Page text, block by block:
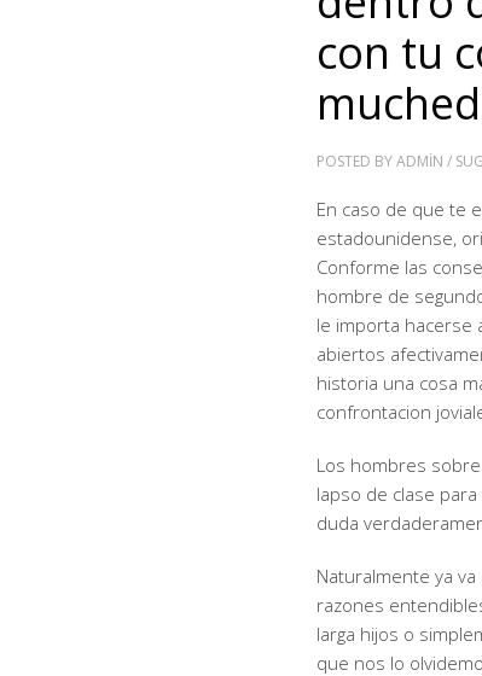
con tu
POSTED BYADMIN /
En caso de que te
estadounidense,
Conforme las
hombre de
le importa hacerse
abiertos
historia una cosa
confrontacion
Los hombres
lapso de clase
duda
Naturalmente ya
razones
larga hijos o
que nos lo